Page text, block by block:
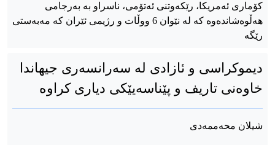
کۆماری ئەمریکا، رێکەوتنی ئەتۆمی، ناسراو بە بەرجامی
هەڵوەشاندەوە کە لە نێوان 6 ووڵات و رژیمی ئێران کە مەبەستی
رێگە
دیموکراسی و ئازادی لە سەرانسەری جیهاندا
خاوەنی تاریف و پێناسەیێکی دیاری کراوە
شیلان محەممەدی